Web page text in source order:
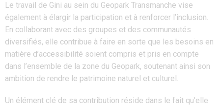
Le travail de Gini au sein du Geopark Transmanche vise
également à élargir la participation et à renforcer l’inclusion.
En collaborant avec des groupes et des communautés
diversifiés, elle contribue à faire en sorte que les besoins en
matière d’accessibilité soient compris et pris en compte
dans l’ensemble de la zone du Geopark, soutenant ainsi son
ambition de rendre le patrimoine naturel et culturel.
Un élément clé de sa contribution réside dans le fait qu’elle